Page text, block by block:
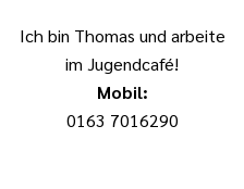
Ich bin Thomas und arbeite
im Jugendcafé!
Mobil:
0163 7016290